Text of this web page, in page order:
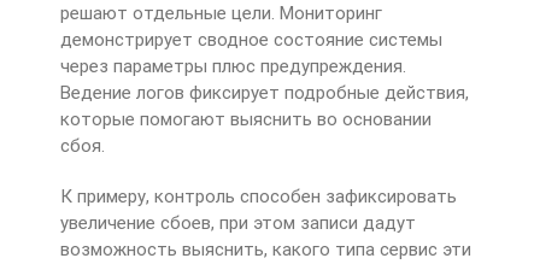
решают отдельные цели. Мониторинг
демонстрирует сводное состояние системы
через параметры плюс предупреждения.
Ведение логов фиксирует подробные действия,
которые помогают выяснить во основании
сбоя.
К примеру, контроль способен зафиксировать
увеличение сбоев, при этом записи дадут
возможность выяснить, какого типа сервис эти